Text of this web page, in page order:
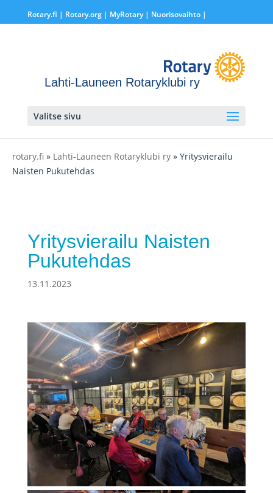
Rotary.fi | Rotary.org| MyRotary | Nuorisovaihto|
Lahti-Launeen Rotaryklubi ry
Valitse sivu
rotary.fi » Lahti-Launeen Rotaryklubi ry » Yritysvierailu
Naisten Pukutehdas
Yritysvierailu Naisten
Pukutehdas
13.11.2023